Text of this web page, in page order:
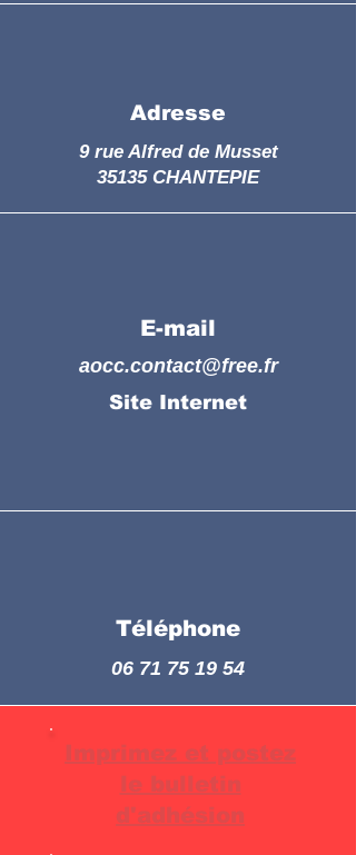
Adresse
9 rue Alfred de Musset
35135 CHANTEPIE
E-mail
aocc.contact@free.fr
Site Internet
Téléphone
06 71 75 19 54
Imprimez et postez
le bulletin
d'adhésion